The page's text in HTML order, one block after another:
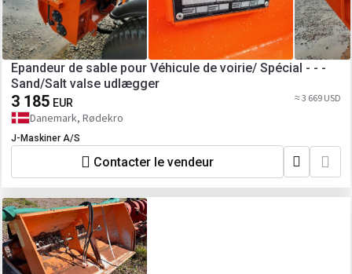
Epandeur de sable pour Véhicule de voirie/ Spécial - - -
Sand/Salt valse udlægger
3 185 EUR ≈ 3 669 USD
Danemark, Rødekro
J-Maskiner A/S
Contacter le vendeur